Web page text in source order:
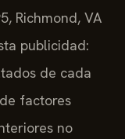
Richmond, VA
publicidad:
de cada
factores
no